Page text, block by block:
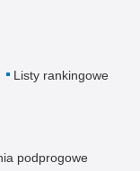
Listy rankingowe
podprogowe